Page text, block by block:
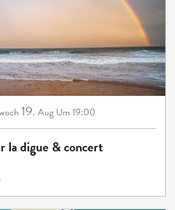
19. Aug Um 19:00
la digue & concert